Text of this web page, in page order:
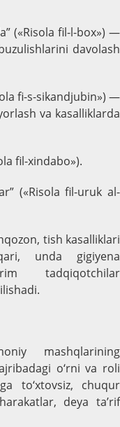
fil-l-box») —
davolash
fi-s-sikandjubin») —
va kasalliklarda
fil-xindabo»).
fil-uruk al-
tish kasalliklari
unda gigiyena
tadqiqotchilar
mashqlarining
o‘rni va roli
to‘xtovsiz, chuqur
deya ta’rif